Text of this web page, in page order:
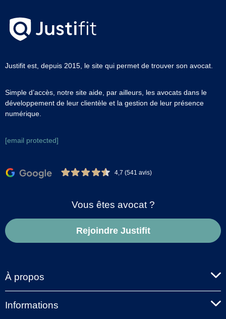
Justifit est, depuis 2015, le site qui permet de trouver son avocat.
Simple d’accès, notre site aide, par ailleurs, les avocats dans le
développement de leur clientèle et la gestion de leur présence
numérique.
[email protected]
4,7 (541 avis)
Vous êtes avocat ?
Rejoindre Justifit
À propos
Informations